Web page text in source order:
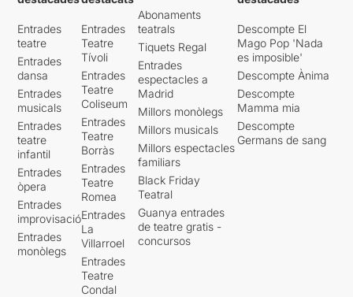
Entrades
teatre
Entrades
dansa
Entrades
musicals
Entrades
teatre
infantil
Entrades
òpera
Entrades
improvisació
Entrades
monòlegs
Entrades
Teatre
Tívoli
Entrades
Teatre
Coliseum
Entrades
Teatre
Borràs
Entrades
Teatre
Romea
Entrades
La
Villarroel
Entrades
Teatre
Condal
Abonaments
teatrals
Tiquets Regal
Entrades
espectacles a
Madrid
Millors monòlegs
Millors musicals
Millors espectacles
familiars
Black Friday
Teatral
Guanya entrades
de teatre gratis -
concursos
Descompte El
Mago Pop 'Nada
es imposible'
Descompte Ànima
Descompte
Mamma mia
Descompte
Germans de sang